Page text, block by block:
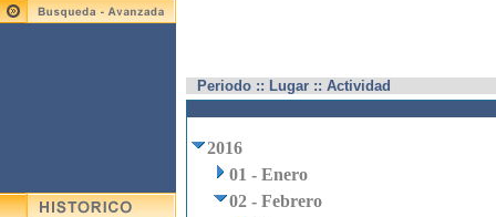
Periodo :: Lugar :: Actividad
2016
01 - Enero
02 - Febrero